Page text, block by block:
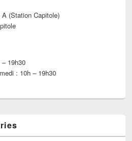
A (Station Capitole)
19h30
: 10h – 19h30